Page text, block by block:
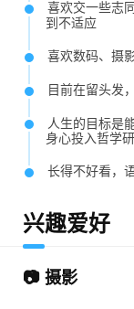
喜欢交一些志
到不适应
喜欢数码、摄
目前在留头发
人生的目标是
身心投入哲学
长得不好看，
兴趣爱好
📷 摄影